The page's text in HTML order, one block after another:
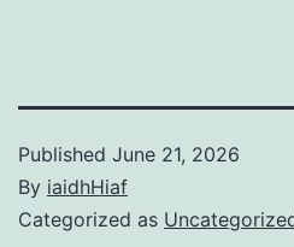
Published June 21, 2026
By iaidhHiaf
Categorized as